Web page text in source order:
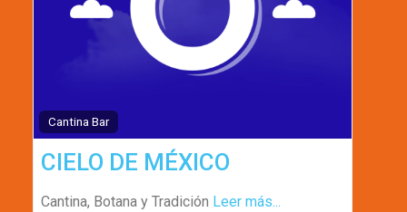
Cantina Bar
CIELO DE MÉXICO
Cantina, Botana y Tradición Leer más...